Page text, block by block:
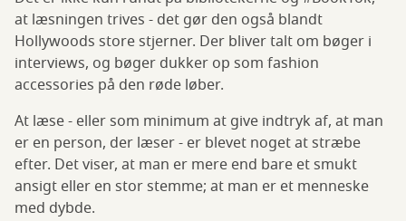
at læsningen trives - det gør den også blandt
Hollywoods store stjerner. Der bliver talt om bøger i
interviews, og bøger dukker op som fashion
accessories på den røde løber.
At læse - eller som minimum at give indtryk af, at man
er en person, der læser - er blevet noget at stræbe
efter. Det viser, at man er mere end bare et smukt
ansigt eller en stor stemme; at man er et menneske
med dybde.